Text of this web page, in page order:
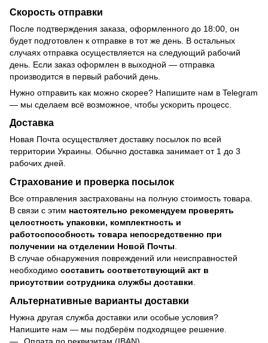
Скорость отправки
После подтверждения заказа, оформленного до 18:00, он
будет подготовлен к отправке в тот же день. В остальных
случаях отправка осуществляется на следующий рабочий
день. Если заказ оформлен в выходной — отправка
производится в первый рабочий день.
Нужно отправить как можно скорее? Напишите нам в Telegram
— мы сделаем всё возможное, чтобы ускорить процесс.
Доставка
Новая Почта осуществляет доставку посылок по всей
территории Украины. Обычно доставка занимает от 1 до 3
рабочих дней.
Страхование и проверка посылок
Все отправления застрахованы на полную стоимость товара.
В связи с этим настоятельно рекомендуем проверять
целостность упаковки, комплектность и
работоспособность товара непосредственно при
получении на отделении Новой Почты
В случае обнаружения повреждений или неисправностей
необходимо составить соответствующий акт в
присутствии сотрудника службы доставки
Альтернативные варианты доставки
Нужна другая служба доставки или особые условия?
Напишите нам — мы подберём подходящее решение.